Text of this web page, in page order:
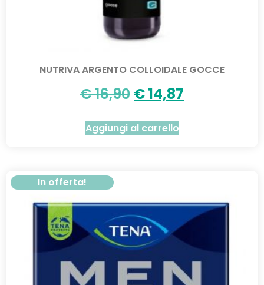
NUTRIVA ARGENTO COLLOIDALE GOCCE
€16,90 €14,87
Aggiungi al carrello
In offerta!